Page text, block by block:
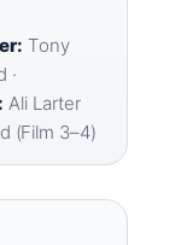
Tony
·
Ali Larter
(Film 3–4)